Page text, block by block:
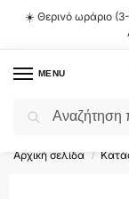
☀️ Θερινό ωράριο
MENU
Flash Sale ⚡
Αρχική σελίδα /